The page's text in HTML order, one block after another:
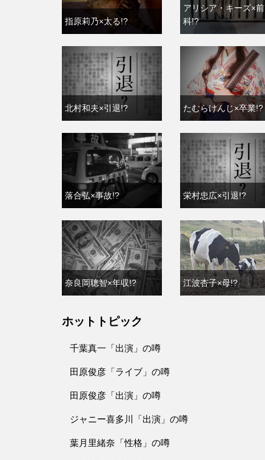
指原莉乃×太る!?
アリシア・キーズ×前
科!?
北村和夫×引退!? たむらけんじ×卒業!?
落合弘×事故!? 栄村忠広×引退!?
奈良岡聰智×年収!? 江波杏子×母!?
ホットトピック
千葉真一「出演」の噂
田原俊彦「ライブ」の噂
田原俊彦「出演」の噂
ジャニー喜多川「出演」の噂
葉月里緒奈「性格」の噂